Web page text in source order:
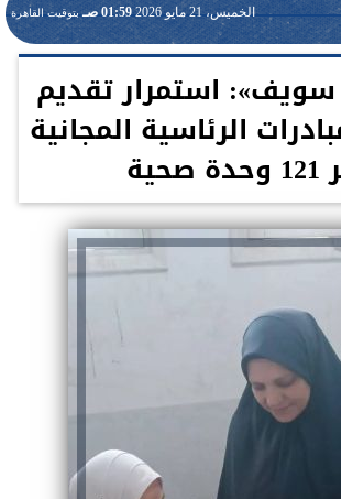
الخميس، 21 مايو 2026 01:59 صـ بتوقيت القاهرة
استمرار تقديم
الرئاسية المجانية